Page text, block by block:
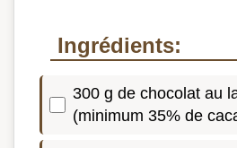
Ingrédients:
300 g de chocolat au
(minimum 35% de